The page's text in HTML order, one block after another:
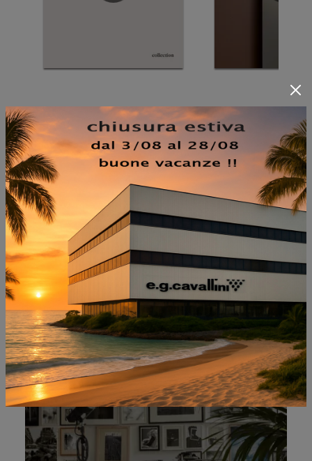
NON PERDERTI ANCHE:
SHABBY